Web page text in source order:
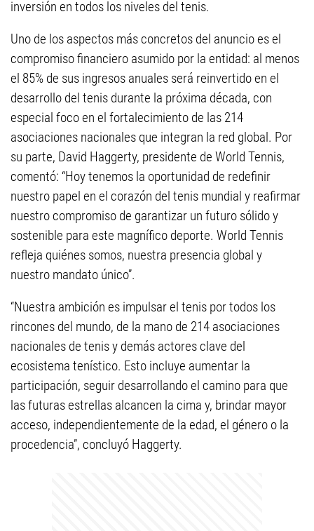
inversión en todos los niveles del tenis.
Uno de los aspectos más concretos del anuncio es el
compromiso financiero asumido por la entidad: al menos
el 85% de sus ingresos anuales será reinvertido en el
desarrollo del tenis durante la próxima década, con
especial foco en el fortalecimiento de las 214
asociaciones nacionales que integran la red global. Por
su parte, David Haggerty, presidente de World Tennis,
comentó: “Hoy tenemos la oportunidad de redefinir
nuestro papel en el corazón del tenis mundial y reafirmar
nuestro compromiso de garantizar un futuro sólido y
sostenible para este magnífico deporte. World Tennis
refleja quiénes somos, nuestra presencia global y
nuestro mandato único”.
“Nuestra ambición es impulsar el tenis por todos los
rincones del mundo, de la mano de 214 asociaciones
nacionales de tenis y demás actores clave del
ecosistema tenístico. Esto incluye aumentar la
participación, seguir desarrollando el camino para que
las futuras estrellas alcancen la cima y, brindar mayor
acceso, independientemente de la edad, el género o la
procedencia”, concluyó Haggerty.